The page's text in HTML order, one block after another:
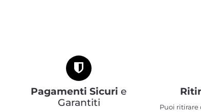
Pagamenti Sicuri e
Garantiti
Puoi